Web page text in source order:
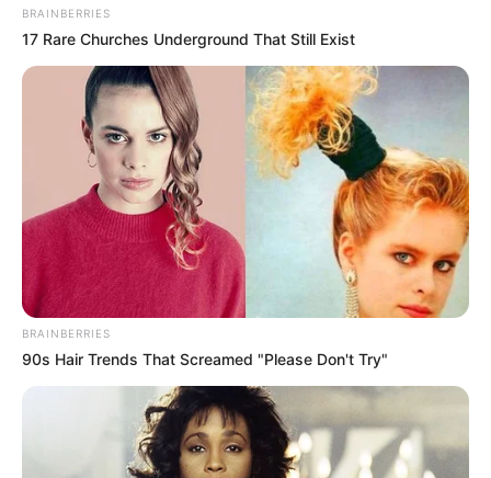
BRAINBERRIES
17 Rare Churches Underground That Still Exist
BRAINBERRIES
90s Hair Trends That Screamed "Please Don't Try"